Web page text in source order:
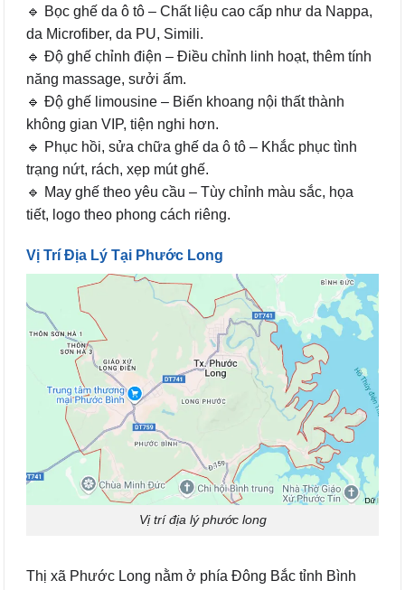
🔹 Bọc ghế da ô tô – Chất liệu cao cấp như da Nappa,
da Microfiber, da PU, Simili.
🔹 Độ ghế chỉnh điện – Điều chỉnh linh hoạt, thêm tính
năng massage, sưởi ấm.
🔹 Độ ghế limousine – Biến khoang nội thất thành
không gian VIP, tiện nghi hơn.
🔹 Phục hồi, sửa chữa ghế da ô tô – Khắc phục tình
trạng nứt, rách, xẹp mút ghế.
🔹 May ghế theo yêu cầu – Tùy chỉnh màu sắc, họa
tiết, logo theo phong cách riêng.
Vị Trí Địa Lý Tại Phước Long
Vị trí địa lý phước long
Thị xã Phước Long nằm ở phía Đông Bắc tỉnh Bình